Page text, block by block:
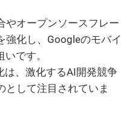
やオープンソースフレー
強化し、Googleのモバイ
です。
は、激化するAI開発競争
として注目されていま